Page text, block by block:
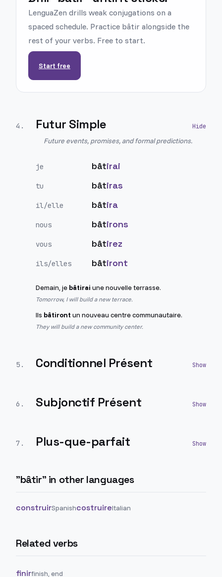
LenguaZen drills weak conjugations on a
spaced schedule. Practice bâtir alongside the
rest of your verbs. Free to start.
Start free
4 . Futur Simple
Future events, promises, and formal predictions.
je bâtirai
tu bâtiras
il/elle bâtira
nous bâtirons
vous bâtirez
ils/elles bâtiront
Demain, je bâtirai une nouvelle terrasse.
Tomorrow, I will build a new terrace.
Ils bâtirontun nouveau centre communautaire.
They will build a new community center.
5 . Conditionnel Présent
6 . Subjonctif Présent
7 . Plus-que-parfait
"bâtir" in other languages
construirSpanishcostruireItalian
Related verbs
finirfinish, end